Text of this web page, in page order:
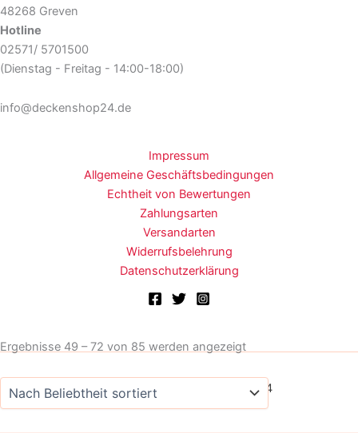
Ergebnisse 49 – 72 von 85 werden angezeigtNach
sortiert
48268 Greven
Hotline
02571/ 5701500
(Dienstag - Freitag - 14:00-18:00)
info@deckenshop24.de
Impressum
Allgemeine Geschäftsbedingungen
Echtheit von Bewertungen
Zahlungsarten
Versandarten
Widerrufsbelehrung
Datenschutzerklärung
Copyright © 2026 Deckenshop24